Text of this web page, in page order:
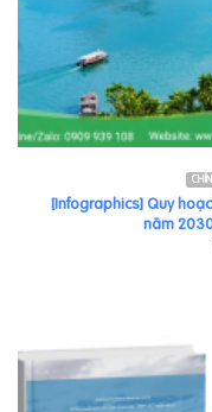
[Infographics] Quy
năm